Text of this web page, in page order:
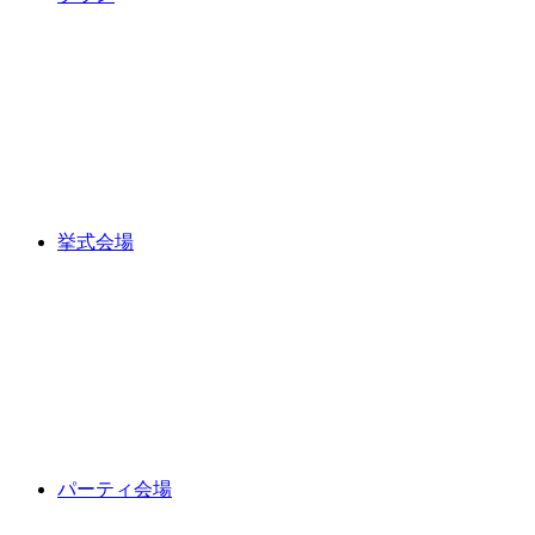
挙式会場
パーティ会場